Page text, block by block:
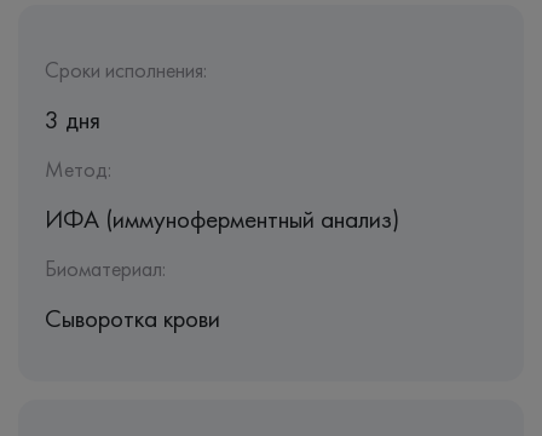
Сроки исполнения:
3 дня
Метод:
ИФА (иммуноферментный анализ)
Биоматериал:
Сыворотка крови